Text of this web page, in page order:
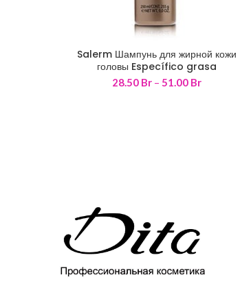
250 мл 500 мл
Salerm Шампунь для жирной кожи
головы Específico grasa
28.50 Br – 51.00 BrДиапазон